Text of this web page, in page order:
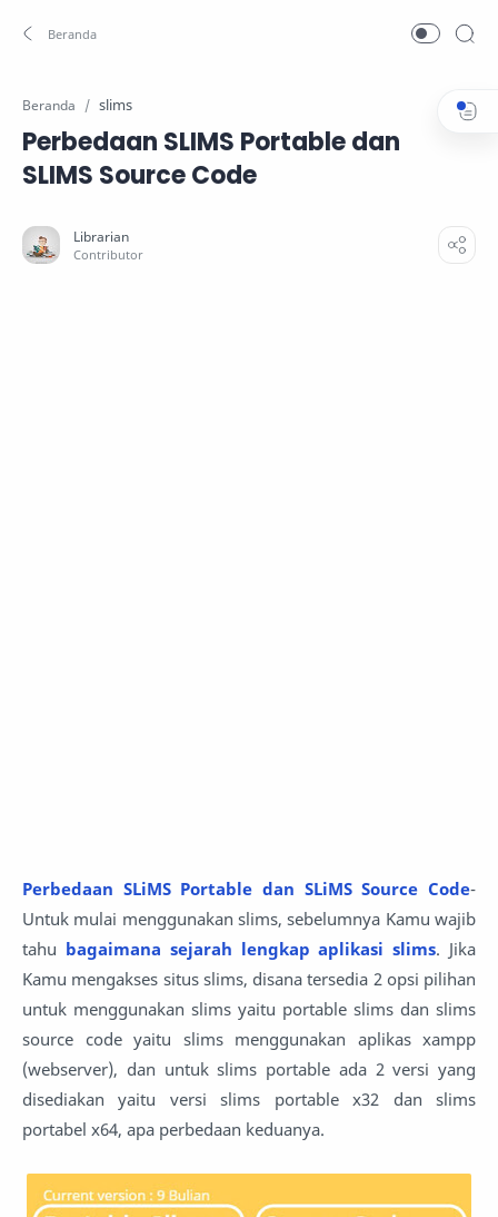
Beranda slims
Perbedaan SLIMS Portable dan
SLIMS Source Code
Perbedaan SLiMS Portable dan SLiMS Source Code-
Untuk mulai menggunakan slims, sebelumnya Kamu wajib
tahu bagaimana sejarah lengkap aplikasi slims. Jika
Kamu mengakses situs slims, disana tersedia 2 opsi pilihan
untuk menggunakan slims yaitu portable slims dan slims
source code yaitu slims menggunakan aplikas xampp
(webserver), dan untuk slims portable ada 2 versi yang
disediakan yaitu versi slims portable x32 dan slims
portabel x64, apa perbedaan keduanya.